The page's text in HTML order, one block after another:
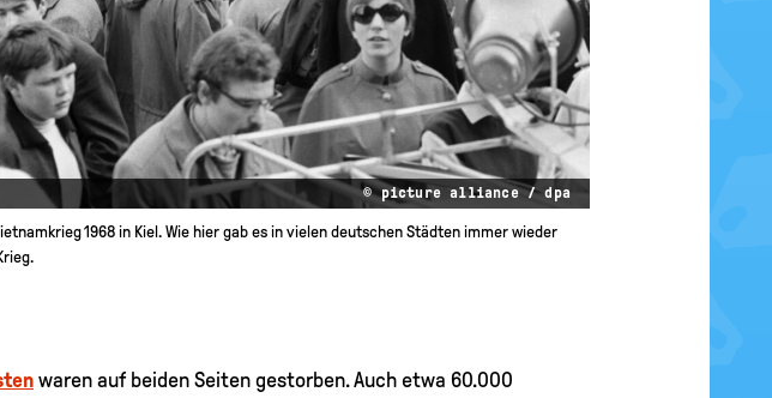
© picture alliance / dpa
1968 in Kiel. Wie hier gab es in vielen deutschen Städten immer wieder
waren auf beiden Seiten gestorben. Auch etwa 60.000